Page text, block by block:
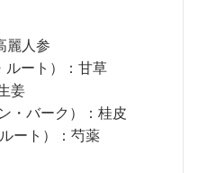
麗人参
ルート）：甘草
姜
・バーク）：桂皮
ート）：芍薬